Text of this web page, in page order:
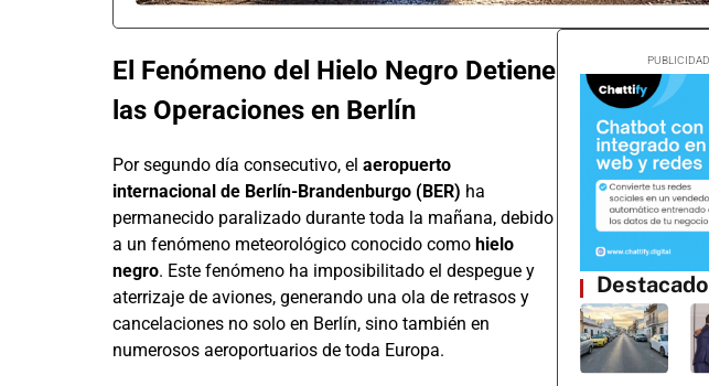
El Fenómeno del Hielo Negro Detiene
las Operaciones en Berlín
Por segundo día consecutivo, el aeropuerto
internacional de Berlín-Brandenburgo (BER) ha
permanecido paralizado durante toda la mañana, debido
a un fenómeno meteorológico conocido como hielo
negro. Este fenómeno ha imposibilitado el despegue y
aterrizaje de aviones, generando una ola de retrasos y
cancelaciones no solo en Berlín, sino también en
numerosos aeroportuarios de toda Europa.
Destacado